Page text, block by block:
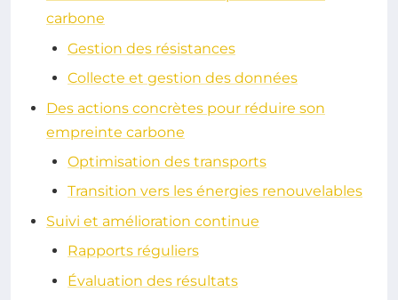
carbone
Gestion des résistances
Collecte et gestion des données
Des actions concrètes pour réduire son
empreinte carbone
Optimisation des transports
Transition vers les énergies renouvelables
Suivi et amélioration continue
Rapports réguliers
Évaluation des résultats